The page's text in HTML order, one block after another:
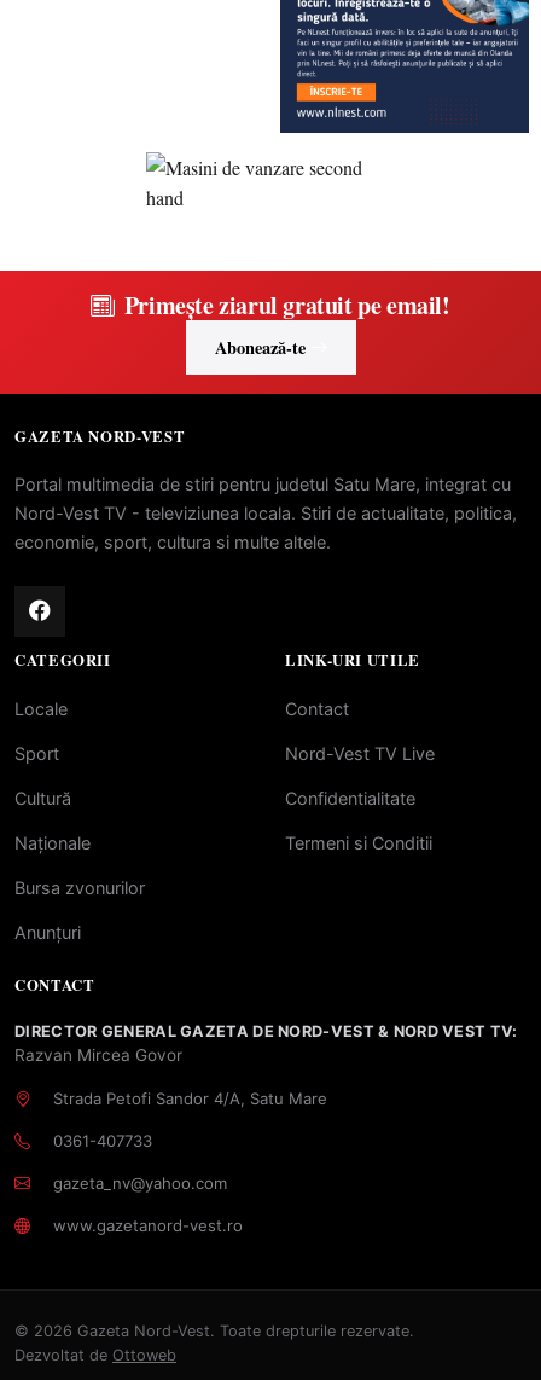
Primește ziarul gratuit pe email!
Abonează-te
GAZETA NORD-VEST
Portal multimedia de stiri pentru judetul Satu Mare, integrat cu
Nord-Vest TV - televiziunea locala. Stiri de actualitate, politica,
economie, sport, cultura si multe altele.
CATEGORII
Locale
Sport
Cultură
Naționale
Bursa zvonurilor
Anunțuri
LINK-URI UTILE
Contact
Nord-Vest TV Live
Confidentialitate
Termeni si Conditii
CONTACT
DIRECTOR GENERAL GAZETA DE NORD-VEST & NORD VEST TV:
Razvan Mircea Govor
Strada Petofi Sandor 4/A, Satu Mare
0361-407733
gazeta_nv@yahoo.com
www.gazetanord-vest.ro
© 2026 Gazeta Nord-Vest. Toate drepturile rezervate.
Dezvoltat de Ottoweb